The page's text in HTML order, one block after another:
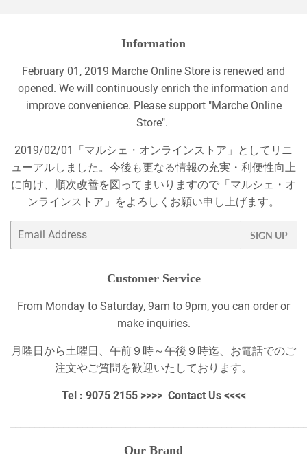
Information
February 01, 2019 Marche Online Store is renewed and
opened. We will continuously enrich the information and
improve convenience. Please support "Marche Online
Store".
2019/02/01「マルシェ・オンラインストア」としてリニ
ューアルしました。今後も更なる情報の充実・利便性向上
に向け、順次改善を図ってまいりますので「マルシェ・オ
ンラインストア」をよろしくお願い申し上げます。
Email
SIGN UP
Customer Service
From Monday to Saturday, 9am to 9pm, you can order or
make inquiries.
月曜日から土曜日、午前９時～午後９時迄、お電話でのご
注文やご質問を歓迎いたしております。
Tel : 9075 2155 >>>> Contact Us<<<<
Our Brand